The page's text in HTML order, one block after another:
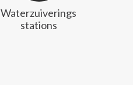
Waterzuiverings
stations